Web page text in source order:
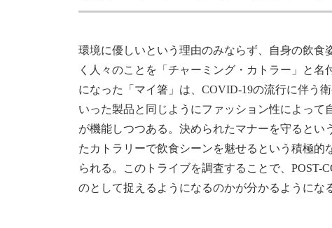
環境に優しいという理由のみならず、自身の飲
く人々のことを「チャーミング・カトラー」と
になった「マイ箸」は、COVID-19の流行に伴う
いった製品と同じようにファッション性によっ
が機能しつつある。決められたマナーを守ると
たカトラリーで飲食シーンを魅せるという積極的
られる。このトライブを調査することで、POST-
のとして捉えるようになるのかが分かるようにな